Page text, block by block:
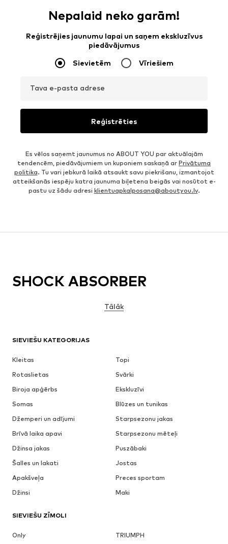
Nepalaid neko garām!
Reģistrējies jaunumu lapai un saņem ekskluzīvus
piedāvājumus
Sievietēm Vīriešiem
Tava e-pasta adrese
Reģistrēties
Es vēlos saņemt jaunumus no ABOUT YOU par aktuālajām
tendencēm, piedāvājumiem un kuponiem saskaņā ar Privātuma
politika. Tu vari jebkurā laikā atsaukt savu piekrišanu, izmantojot
atteikšanās iespēju katra jaunuma biļetena beigās vai nosūtot e-
pastu uz šādu adresi klientuapkalposana@aboutyou.lv.
SIEVIEŠU KATEGORIJAS
Kleitas
Topi
Rotaslietas
Svārki
Biroja apģērbs
Ekskluzīvi
Somas
Blūzes un tunikas
Džemperi un adījumi
Starpsezonu jakas
Brīvā laika apavi
Starpsezonu mēteļi
Džinsa jakas
Puszābaki
Šalles un lakati
Jostas
Apakšveļa
Preces sportam
Džinsi
Maki
SIEVIEŠU ZĪMOLI
Only
TRIUMPH
SHOCK ABSORBER
Tālāk